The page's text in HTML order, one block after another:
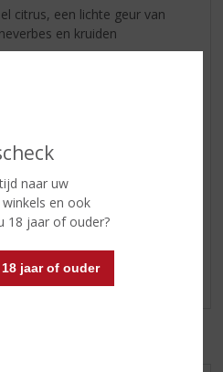
naar uw
en ook
18 jaar of ouder?
jaar of ouder
citrus, een lichte geur van
en kruiden
voor dit product